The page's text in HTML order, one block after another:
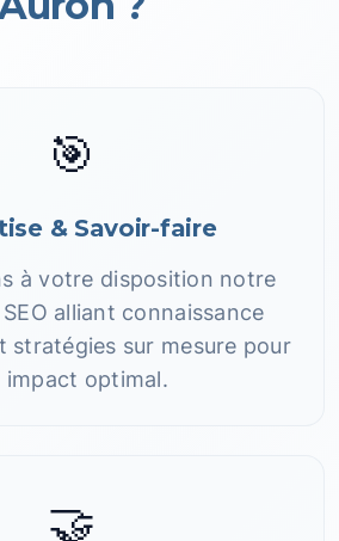
🎯
& Savoir-faire
à votre disposition notre
alliant connaissance
stratégies sur mesure pour
impact optimal.
🤝